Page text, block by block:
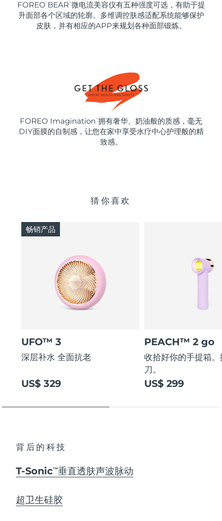
FOREO BEAR ™ 微电流美容仪有五种强度可选，有助于提
升面部各个区域的轮廓。多维调控肤感适配系统能够保护
皮肤，并有相应的APP来规划各种面部锻炼。
FOREO Imagination ™ 拥有奢华、奶油般的质感，毫无
DIY面膜的自制感，让您在家中享受水疗中心护理般的精
致感。
猜你喜欢
UFO™ 3
深层补水 全面抗老
US$ 329
畅销产品
PEACH™ 2 go
收拾好你的手提箱
刀。
US$ 299
背后的科技
T-SonicTM 垂直透肤声波脉动
超卫生硅胶